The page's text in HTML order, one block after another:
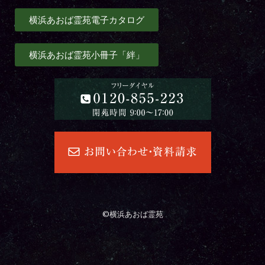
横浜あおば霊苑電子カタログ
横浜あおば霊苑小冊子「絆」
©横浜あおば霊苑